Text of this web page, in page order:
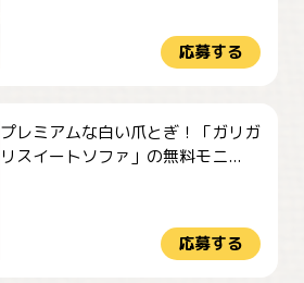
応募する
プレミアムな白い爪とぎ！「ガリガ
リスイートソファ」の無料モニ...
応募する